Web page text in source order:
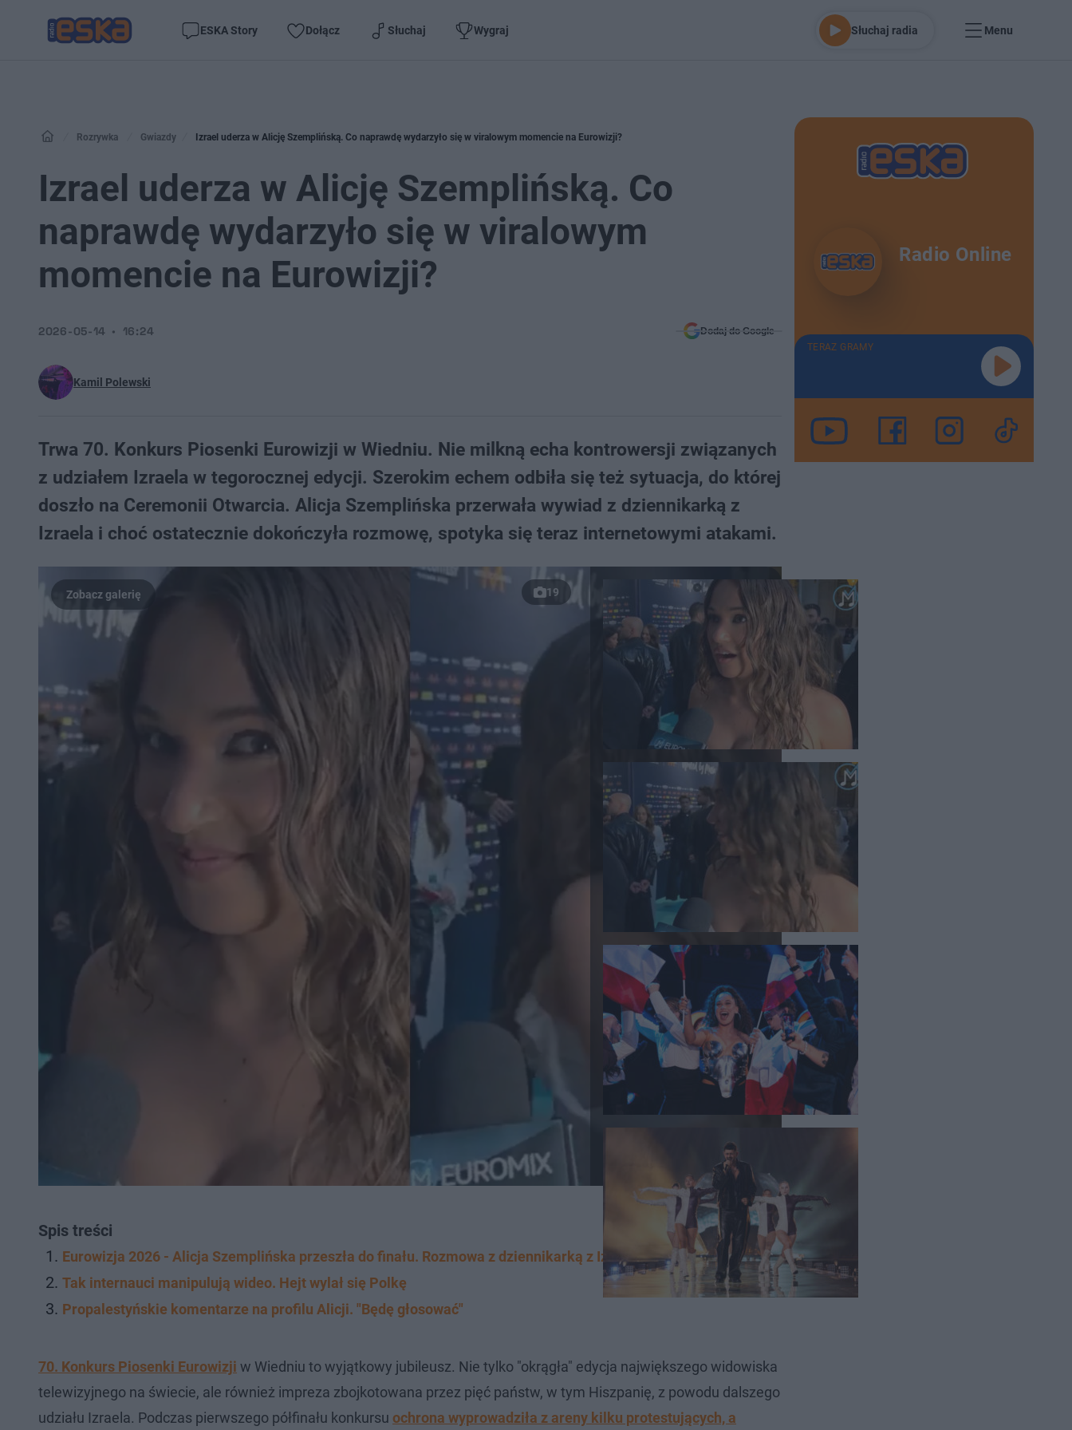
ESKA Story Dołącz Słuchaj Wygraj Słuchaj radia Menu
Rozrywka Gwiazdy Izrael uderza w Alicję Szemplińską. Co naprawdę wydarzyło się w viralowym momencie na Eurowizji?
Izrael uderza w Alicję Szemplińską. Co
naprawdę wydarzyło się w viralowym
momencie na Eurowizji?
Kamil Polewski
2026-05-14 16:24 Dodaj do Google
Trwa 70. Konkurs Piosenki Eurowizji w Wiedniu. Nie milkną echa kontrowersji związanych
z udziałem Izraela w tegorocznej edycji. Szerokim echem odbiła się też sytuacja, do której
doszło na Ceremonii Otwarcia. Alicja Szemplińska przerwała wywiad z dziennikarką z
Izraela i choć ostatecznie dokończyła rozmowę, spotyka się teraz internetowymi atakami.
19
Spis treści
Eurowizja 2026 - Alicja Szemplińska przeszła do finału. Rozmowa z dziennikarką z Izraela stała się viralem
Tak internauci manipulują wideo. Hejt wylał się Polkę
Propalestyńskie komentarze na profilu Alicji. "Będę głosować"
70. Konkurs Piosenki Eurowizji w Wiedniu to wyjątkowy jubileusz. Nie tylko "okrągła" edycja największego widowiska
telewizyjnego na świecie, ale również impreza zbojkotowana przez pięć państw, w tym Hiszpanię, z powodu dalszego
udziału Izraela. Podczas pierwszego półfinału konkursu ochrona wyprowadziła z areny kilku protestujących, a
Radio Online
TERAZ GRAMY